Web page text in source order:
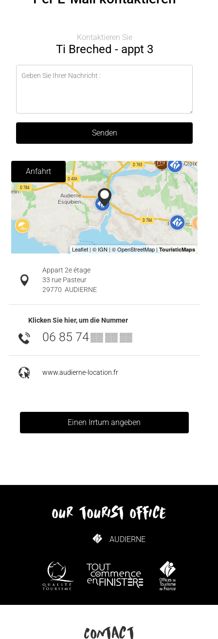
Kontaktieren Sie
Ti Breched - appt 3
Senden
Anfahrt
Appart 2e étage
33 rue Pasteur
29770 AUDIERNE
Klicken Sie hier, um die Nummer
06 85 74▒▒ ▒▒ ▒▒
www.audierne-location.fr
Einen Irrtum angeben
our tourist office
AUDIERNE
WIE KANN ICH KOMMEN?
Contact